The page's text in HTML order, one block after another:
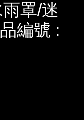
雨罩/迷
編號 :